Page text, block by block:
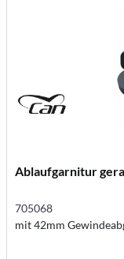
Ablaufgarnitur
705068
mit 42mm